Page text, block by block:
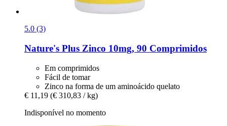
5.0 (3)
Nature's Plus Zinco 10mg, 90 Comprimidos
Em comprimidos
Fácil de tomar
Zinco na forma de um aminoácido quelato
€ 11,19 (€ 310,83 / kg)
Indisponível no momento